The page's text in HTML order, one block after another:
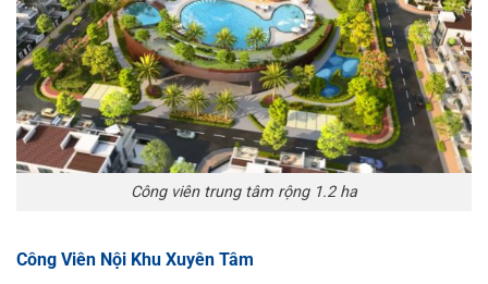
Công viên trung tâm rộng 1.2 ha
Công Viên Nội Khu Xuyên Tâm